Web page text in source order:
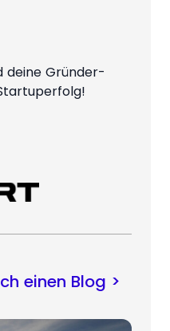
deine Gründer-
einen Blog >